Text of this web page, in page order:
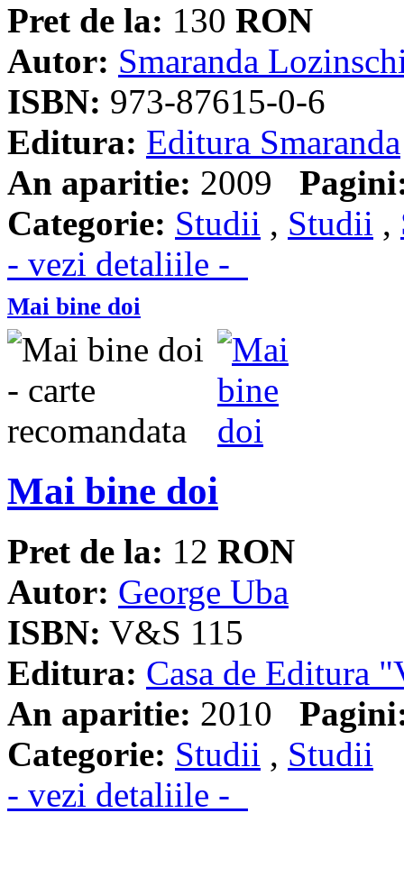
Pret de la: 130 RON
Autor: Smaranda
ISBN: 973-87615-0-6
Editura: Editura Smaranda
An aparitie: 2009
Categorie: Studii , Studii ,
- vezi detaliile -
Mai bine doi
Mai bine doi
Pret de la: 12 RON
Autor: George Uba
ISBN: V&S 115
Editura: Casa de Editura
An aparitie: 2010
Categorie: Studii , Studii
- vezi detaliile -